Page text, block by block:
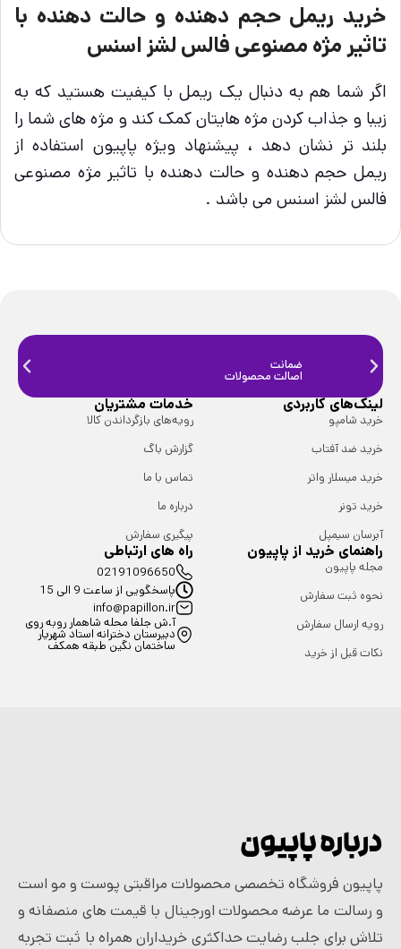
خرید ریمل حجم دهنده و حالت دهنده با
تاثیر مژه مصنوعی فالس لشز اسنس
اگر شما هم به دنبال یک ریمل با کیفیت هستید که به
زیبا و جذاب کردن مژه هایتان کمک کند و مژه های شما را
بلند تر نشان دهد ، پیشنهاد ویژه پاپیون استفاده از
ریمل حجم دهنده و حالت دهنده با تاثیر مژه مصنوعی
فالس لشز اسنس می باشد .
ضمانت
اصالت محصولات
لینک‌های کاربردی
خرید شامپو
خرید ضد آفتاب
خرید میسلار واتر
خرید تونر
آبرسان سیمپل
خدمات مشتریان
رویه‌های بازگرداندن کالا
گزارش باگ
تماس با ما
درباره ما
پیگیری سفارش
راهنمای خرید از پاپیون
مجله پاپیون
نحوه ثبت سفارش
رویه ارسال سفارش
نکات قبل از خرید
راه های ارتباطی
02191096650
پاسخگویی از ساعت 9 الی 15
info@papillon.ir
آ.ش جلفا محله شاهمار روبه روی
دبیرستان دخترانه استاد شهریار
ساختمان نگین طبقه همکف
درباره پاپیون
پاپیون فروشگاه تخصصی محصولات مراقبتی پوست و مو است
و رسالت ما عرضه محصولات اورجینال با قیمت های منصفانه و
تلاش برای جلب رضایت حداکثری خریداران همراه با ثبت تجربه